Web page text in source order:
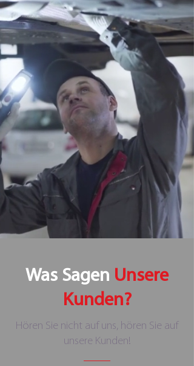
Was Sagen Unsere
Kunden?
Hören Sie nicht auf uns, hören Sie auf
unsere Kunden!